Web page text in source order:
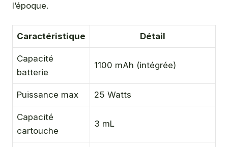
l’époque.
Caractéristique Détail
Capacité
batterie
1100 mAh (intégrée)
Puissance max 25 Watts
Capacité
cartouche
3 mL